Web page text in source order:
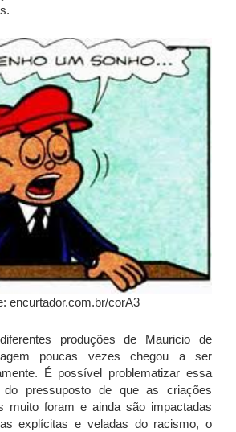
encurtador.com.br/corA3
produções de Mauricio de
poucas vezes chegou a ser
É possível problematizar essa
do pressuposto de que as criações
muito foram e ainda são impactadas
explícitas e veladas do racismo, o